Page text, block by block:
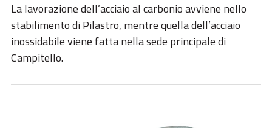
La lavorazione dell’acciaio al carbonio avviene nello
stabilimento di Pilastro, mentre quella dell’acciaio
inossidabile viene fatta nella sede principale di
Campitello.